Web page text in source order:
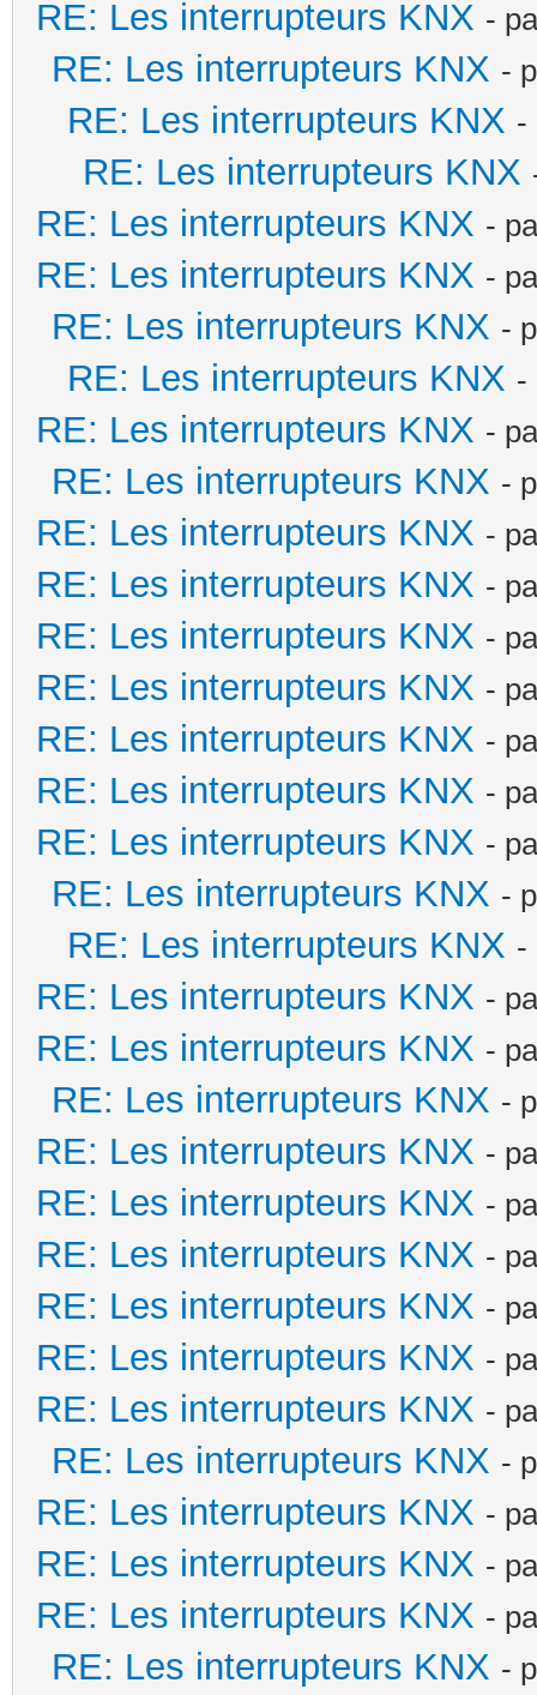
RE: Les interrupteurs KNX -
RE: Les interrupteurs KNX -
RE: Les interrupteurs KNX -
RE: Les interrupteurs KNX
RE: Les interrupteurs KNX -
RE: Les interrupteurs KNX -
RE: Les interrupteurs KNX -
RE: Les interrupteurs KNX -
RE: Les interrupteurs KNX -
RE: Les interrupteurs KNX -
RE: Les interrupteurs KNX -
RE: Les interrupteurs KNX -
RE: Les interrupteurs KNX -
RE: Les interrupteurs KNX -
RE: Les interrupteurs KNX -
RE: Les interrupteurs KNX -
RE: Les interrupteurs KNX -
RE: Les interrupteurs KNX -
RE: Les interrupteurs KNX -
RE: Les interrupteurs KNX -
RE: Les interrupteurs KNX -
RE: Les interrupteurs KNX -
RE: Les interrupteurs KNX -
RE: Les interrupteurs KNX -
RE: Les interrupteurs KNX -
RE: Les interrupteurs KNX -
RE: Les interrupteurs KNX -
RE: Les interrupteurs KNX -
RE: Les interrupteurs KNX -
RE: Les interrupteurs KNX -
RE: Les interrupteurs KNX -
RE: Les interrupteurs KNX -
RE: Les interrupteurs KNX -